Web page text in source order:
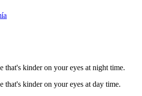
that's kinder on your eyes at night time.
that's kinder on your eyes at day time.